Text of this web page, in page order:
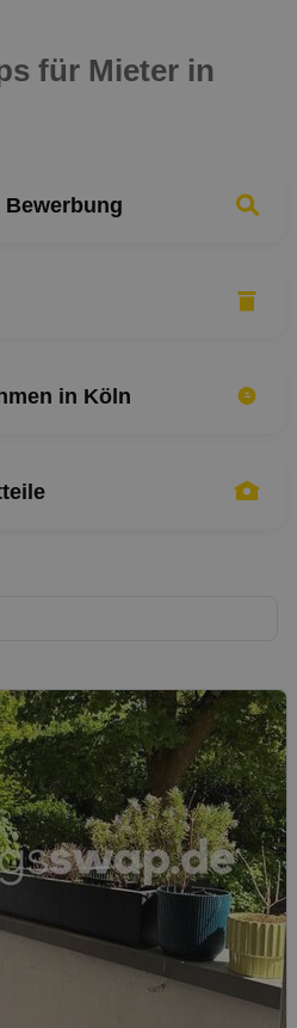
für Mieter in
in Köln
1 / 7